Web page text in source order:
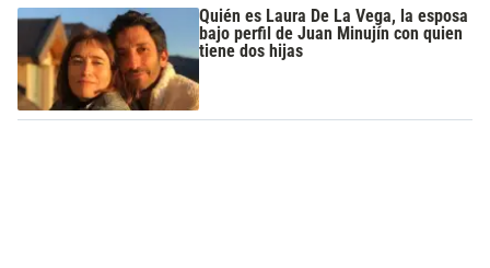
Quién es Laura De La Vega, la esposa
bajo perfil de Juan Minujín con quien
tiene dos hijas